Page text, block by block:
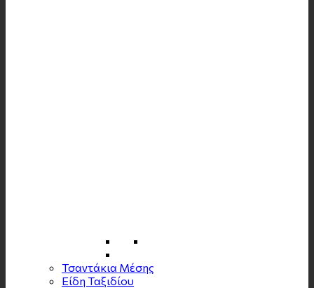
Τσαντάκια Μέσης
Είδη Ταξιδίου